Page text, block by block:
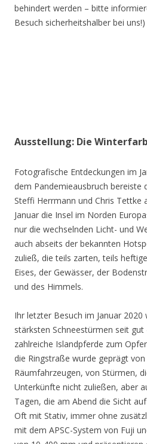
behindert werden – bitte
Besuch sicherheitshalber bei uns!)
Ausstellung: Die
Fotografische Entdeckungen im
dem Pandemieausbruch bereiste
Steffi Herrmann und Chris Tettke
Januar die Insel im Norden
nur die wechselnden Licht- und
auch abseits der bekannten
zuließ, die teils zarten, teils
Eises, der Gewässer, der
und des Himmels.
Ihr letzter Besuch im Januar
stärksten Schneestürmen seit gut
zahlreiche Islandpferde zum
die Ringstraße wurde geprägt
Räumfahrzeugen, von Stürmen,
Unterkünfte nicht zuließen, aber
Tagen, die am Abend die Sicht
Oft mit Stativ, immer ohne
mit dem APSC-System von Fuji